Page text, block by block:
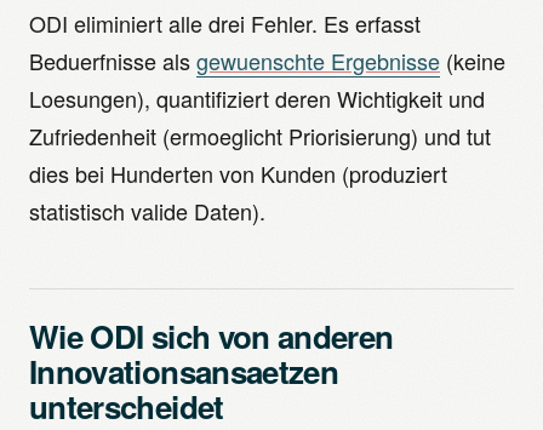
ODI eliminiert alle drei Fehler. Es erfasst
Beduerfnisse alsgewuenschte Ergebnisse (keine
Loesungen), quantifiziert deren Wichtigkeit und
Zufriedenheit (ermoeglicht Priorisierung) und tut
dies bei Hunderten von Kunden (produziert
statistisch valide Daten).
Wie ODI sich von anderen
Innovationsansaetzen
unterscheidet